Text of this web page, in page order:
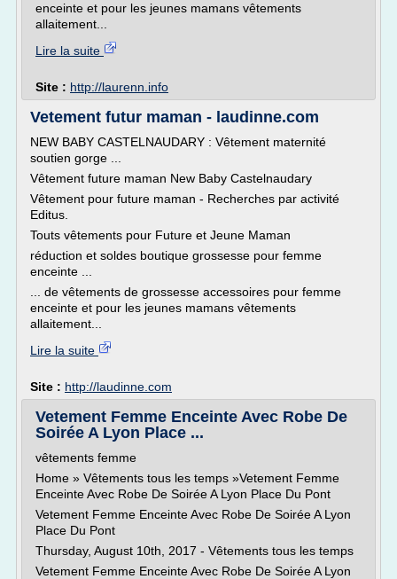
enceinte et pour les jeunes mamans vêtements
allaitement...
Lire la suite
Site : http://laurenn.info
Vetement futur maman - laudinne.com
NEW BABY CASTELNAUDARY : Vêtement maternité
soutien gorge ...
Vêtement future maman New Baby Castelnaudary
Vêtement pour future maman - Recherches par activité
Editus.
Touts vêtements pour Future et Jeune Maman
réduction et soldes boutique grossesse pour femme
enceinte ...
... de vêtements de grossesse accessoires pour femme
enceinte et pour les jeunes mamans vêtements
allaitement...
Lire la suite
Site : http://laudinne.com
Vetement Femme Enceinte Avec Robe De
Soirée A Lyon Place ...
vêtements femme
Home » Vêtements tous les temps »Vetement Femme
Enceinte Avec Robe De Soirée A Lyon Place Du Pont
Vetement Femme Enceinte Avec Robe De Soirée A Lyon
Place Du Pont
Thursday, August 10th, 2017 - Vêtements tous les temps
Vetement Femme Enceinte Avec Robe De Soirée A Lyon